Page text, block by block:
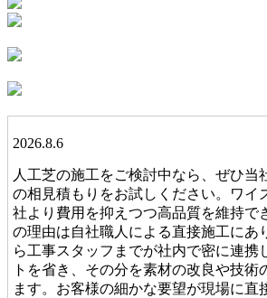
2026.8.6
人工芝の施工をご検討中なら、ぜひ当
の相見積もりをお試しください。ワイ
社より費用を抑えつつ高品質を維持で
の理由は自社職人による直接施工にあ
ら工事スタッフまでが社内で密に連携
トを省き、その分を素材の改良や技術
ます。お客様の細かな要望が現場に直